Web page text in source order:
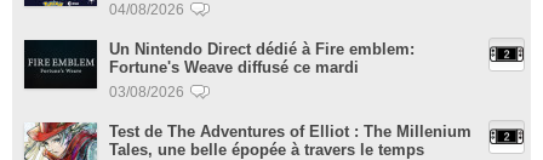
04/08/2026
Un Nintendo Direct dédié à Fire emblem:
Fortune's Weave diffusé ce mardi
03/08/2026
Test de The Adventures of Elliot : The Millenium
Tales, une belle épopée à travers le temps